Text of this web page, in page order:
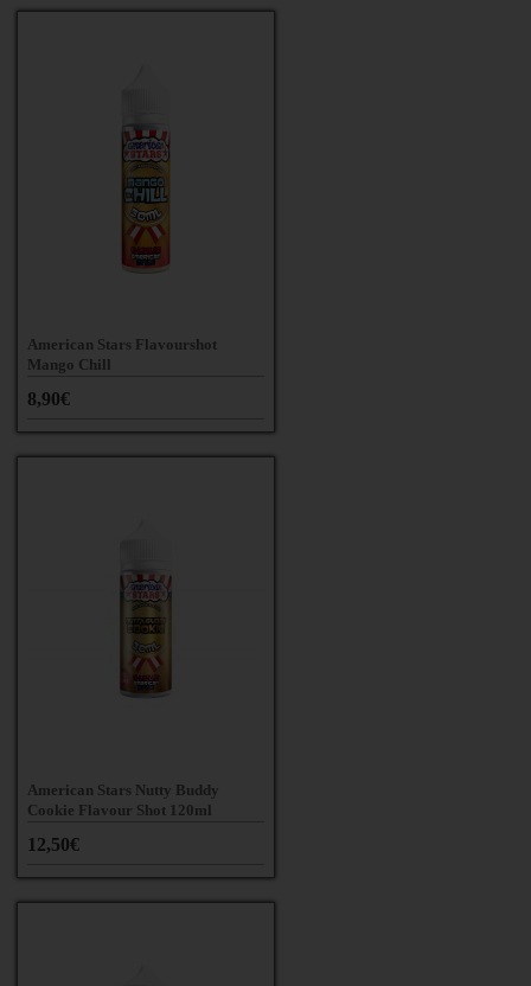
American Stars Flavourshot
Mango Chill
8,90€
American Stars Nutty Buddy
Cookie Flavour Shot 120ml
12,50€